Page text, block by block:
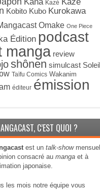
Kazé
Kobito Kubo Kurokawa
Omake One Piece
Édition podcast
manga review
shônen simulcast Soleil
Taïfu Comics Wakanim
éditeur émission
C’EST QUOI ?
est un talk-showmensuel
consacré au manga et à
japonaise.
les mois notre équipe vous